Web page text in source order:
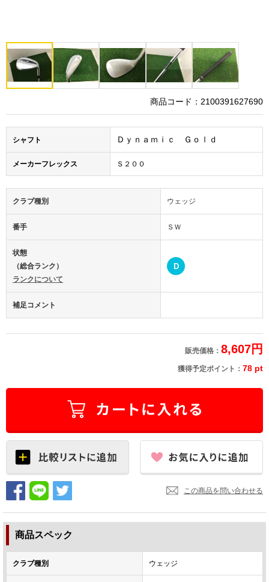
商品コード：2100391627690
シャフト Ｄｙｎａｍｉｃ Ｇｏｌｄ
メーカーフレックス Ｓ２００
クラブ種別 ウェッジ
番手 ＳＷ
状態
（総合ランク）
ランクについて
D
補足コメント
販売価格： 8,607円
獲得予定ポイント： 78 pt
この商品を問い合わせる
商品スペック
クラブ種別 ウェッジ